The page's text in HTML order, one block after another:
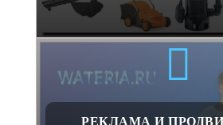
РЕКЛАМА И